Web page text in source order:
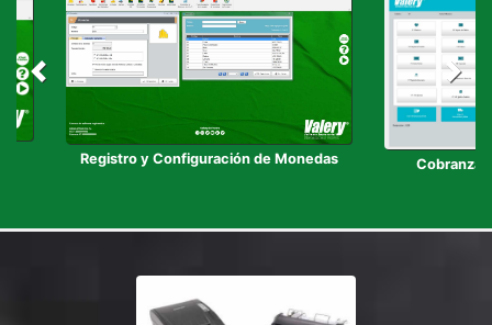
Registro y Configuración de Monedas